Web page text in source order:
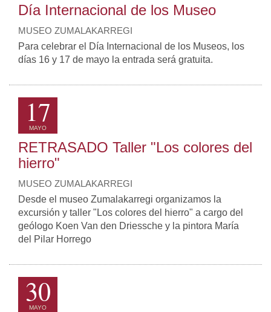
Día Internacional de los Museo
MUSEO ZUMALAKARREGI
Para celebrar el Día Internacional de los Museos, los
días 16 y 17 de mayo la entrada será gratuita.
17
MAYO
RETRASADO Taller "Los colores del
hierro"
MUSEO ZUMALAKARREGI
Desde el museo Zumalakarregi organizamos la
excursión y taller "Los colores del hierro" a cargo del
geólogo Koen Van den Driessche y la pintora María
del Pilar Horrego
30
MAYO